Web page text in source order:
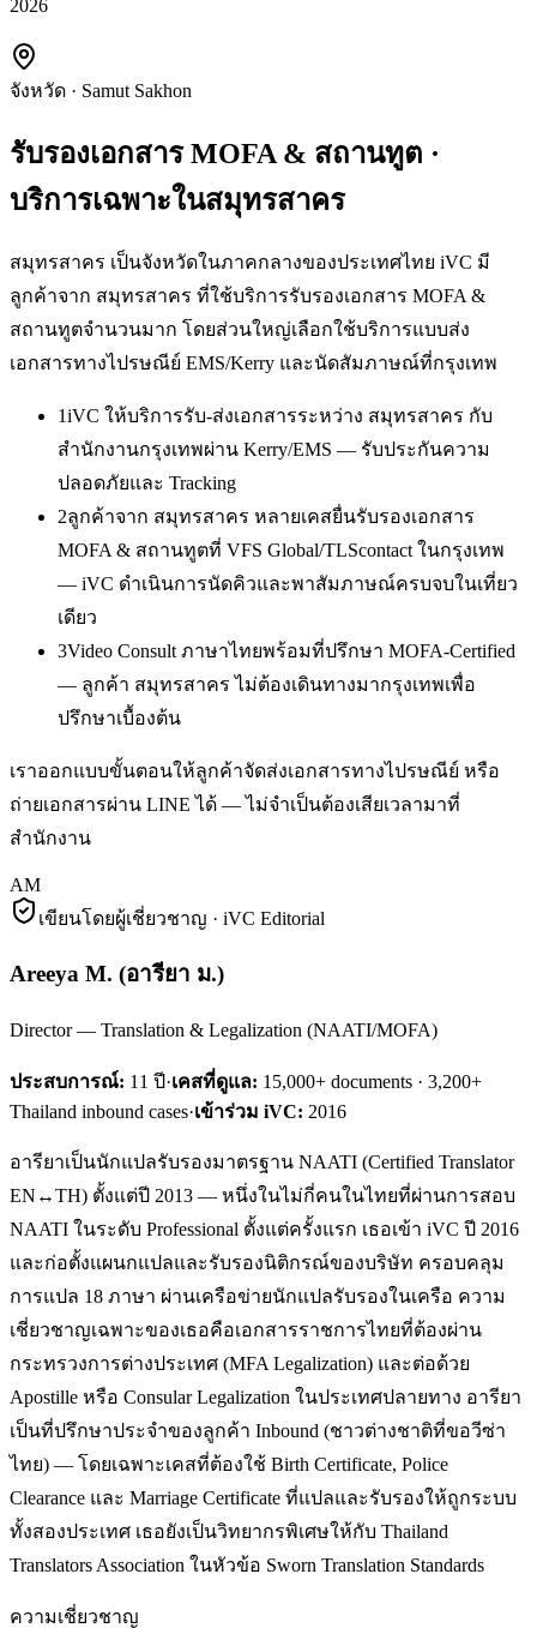
2026
จังหวัด · Samut Sakhon
รับรองเอกสาร MOFA & สถานทูต ·
บริการเฉพาะในสมุทรสาคร
สมุทรสาคร เป็นจังหวัดในภาคกลางของประเทศไทย iVC มี
ลูกค้าจาก สมุทรสาคร ที่ใช้บริการรับรองเอกสาร MOFA &
สถานทูตจำนวนมาก โดยส่วนใหญ่เลือกใช้บริการแบบส่ง
เอกสารทางไปรษณีย์ EMS/Kerry และนัดสัมภาษณ์ที่กรุงเทพ
1iVC ให้บริการรับ-ส่งเอกสารระหว่าง สมุทรสาคร กับ
สำนักงานกรุงเทพผ่าน Kerry/EMS — รับประกันความ
ปลอดภัยและ Tracking
2ลูกค้าจาก สมุทรสาคร หลายเคสยื่นรับรองเอกสาร
MOFA & สถานทูตที่ VFS Global/TLScontact ในกรุงเทพ
— iVC ดำเนินการนัดคิวและพาสัมภาษณ์ครบจบในเที่ยว
เดียว
3Video Consult ภาษาไทยพร้อมที่ปรึกษา MOFA-Certified
— ลูกค้า สมุทรสาคร ไม่ต้องเดินทางมากรุงเทพเพื่อ
ปรึกษาเบื้องต้น
เราออกแบบขั้นตอนให้ลูกค้าจัดส่งเอกสารทางไปรษณีย์ หรือ
ถ่ายเอกสารผ่าน LINE ได้ — ไม่จำเป็นต้องเสียเวลามาที่
สำนักงาน
AM
เขียนโดยผู้เชี่ยวชาญ · iVC Editorial
Areeya M. (อารียา ม.)
Director — Translation & Legalization (NAATI/MOFA)
ประสบการณ์: 11 ปี·เคสที่ดูแล: 15,000+ documents · 3,200+
Thailand inbound cases·เข้าร่วม iVC: 2016
อารียาเป็นนักแปลรับรองมาตรฐาน NAATI (Certified Translator
EN↔TH) ตั้งแต่ปี 2013 — หนึ่งในไม่กี่คนในไทยที่ผ่านการสอบ
NAATI ในระดับ Professional ตั้งแต่ครั้งแรก เธอเข้า iVC ปี 2016
และก่อตั้งแผนกแปลและรับรองนิติกรณ์ของบริษัท ครอบคลุม
การแปล 18 ภาษา ผ่านเครือข่ายนักแปลรับรองในเครือ ความ
เชี่ยวชาญเฉพาะของเธอคือเอกสารราชการไทยที่ต้องผ่าน
กระทรวงการต่างประเทศ (MFA Legalization) และต่อด้วย
Apostille หรือ Consular Legalization ในประเทศปลายทาง อารียา
เป็นที่ปรึกษาประจำของลูกค้า Inbound (ชาวต่างชาติที่ขอวีซ่า
ไทย) — โดยเฉพาะเคสที่ต้องใช้ Birth Certificate, Police
Clearance และ Marriage Certificate ที่แปลและรับรองให้ถูกระบบ
ทั้งสองประเทศ เธอยังเป็นวิทยากรพิเศษให้กับ Thailand
Translators Association ในหัวข้อ Sworn Translation Standards
ความเชี่ยวชาญ